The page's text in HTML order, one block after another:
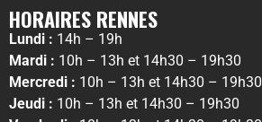
HORAIRES RENNES
Lundi : 14h – 19h
Mardi : 10h – 13h et 14h30 – 19h30
Mercredi : 10h – 13h et 14h30 – 19h30
Jeudi : 10h – 13h et 14h30 – 19h30